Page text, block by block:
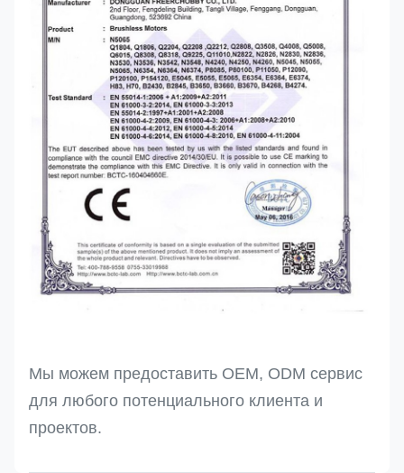
Мы можем предоставить OEM, ODM сервис
для любого потенциального клиента и
проектов.